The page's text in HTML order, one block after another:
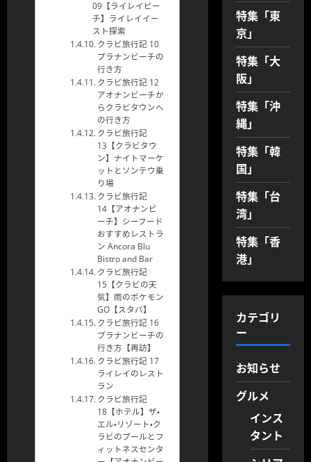
09【ライレイビー
チ】ライレイイー
スト探索
クラビ旅行記 10
プラナンビーチの
行き方
クラビ旅行記 12
アオナンビーチか
らクラビタウンへ
の行き方
クラビ旅行記
13【クラビタウ
ン】ナイトマーケ
ットとソンテウ乗
り場
クラビ旅行記
14【アオナンビ
ーチ】シーフード
おすすめレストラ
ン Ancora Blu
Bistro and Bar
クラビ旅行記
15【クラビの天
気】雨のポケモン
GO【スタバ】
クラビ旅行記 16
プラナンビーチの
行き方【再訪】
クラビ旅行記 17
ライレイのレスト
ラン
クラビ旅行記
18【ホテル】ザ・
エル・リゾート・ク
ラビのプールとフ
ィットネスセンタ
特集「東
京」
特集「大
阪」
特集「沖
縄」
特集「韓
国」
特集「台
湾」
特集「香
港」
カテゴリ
ー
お知らせ
グルメ
インス
タント